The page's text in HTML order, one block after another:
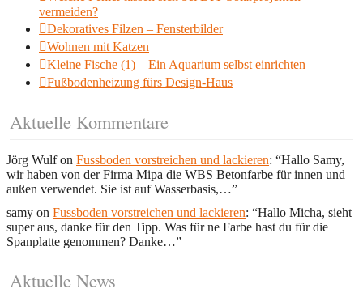
vermeiden?
Dekoratives Filzen – Fensterbilder
Wohnen mit Katzen
Kleine Fische (1) – Ein Aquarium selbst einrichten
Fußbodenheizung fürs Design-Haus
Aktuelle Kommentare
Jörg Wulfon Fussboden vorstreichen und lackieren: “Hallo Samy,
wir haben von der Firma Mipa die WBS Betonfarbe für innen und
außen verwendet. Sie ist auf Wasserbasis,…”
samy on Fussboden vorstreichen und lackieren: “Hallo Micha, sieht
super aus, danke für den Tipp. Was für ne Farbe hast du für die
Spanplatte genommen? Danke…”
Aktuelle News